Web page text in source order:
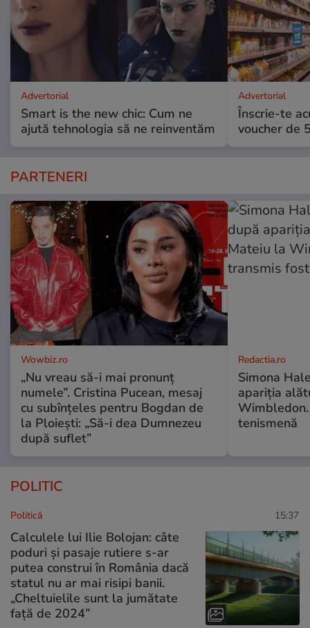
Advertorial
Smart is the new chic: Cum ne
ajută tehnologia să ne reinventăm
Advertorial
Înscrie-te
voucher de
PARTENERI
Wowbiz.ro
„Nu vreau să-i mai pronunț
numele”. Cristina Pucean, mesaj
cu subînțeles pentru Bogdan de
la Ploiești: „Să-i dea Dumnezeu
după suflet”
Redactia.ro
Simona
apariția
tenismenă
POLITIC
Politică 15:37
Calculele lui Ilie Bolojan: câte
poduri și pasaje rutiere s-ar
putea construi în România dacă
statul nu ar mai risipi banii.
„Cheltuielile sunt la jumătate
faţă de 2024”